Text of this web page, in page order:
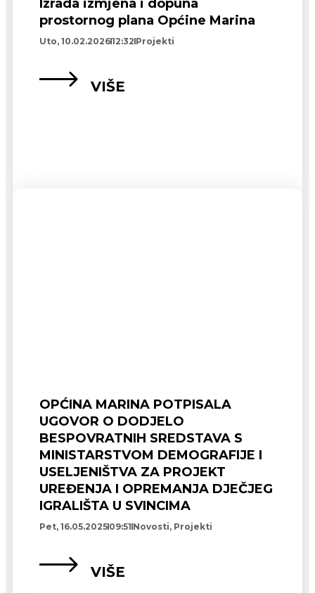
Izrada izmjena i dopuna
prostornog plana Općine Marina
Uto, 10.02.202612:32 Projekti
VIŠE
OPĆINA MARINA POTPISALA
UGOVOR O DODJELO
BESPOVRATNIH SREDSTAVA S
MINISTARSTVOM DEMOGRAFIJE I
USELJENIŠTVA ZA PROJEKT
UREĐENJA I OPREMANJA DJEČJEG
IGRALIŠTA U SVINCIMA
Pet, 16.05.2025 09:51 Novosti, Projekti
VIŠE